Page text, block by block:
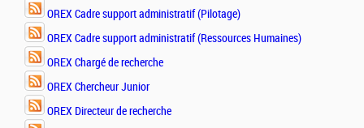
OREX Cadre support administratif (Pilotage)
OREX Cadre support administratif (Ressources Humaines)
OREX Chargé de recherche
OREX Chercheur Junior
OREX Directeur de recherche